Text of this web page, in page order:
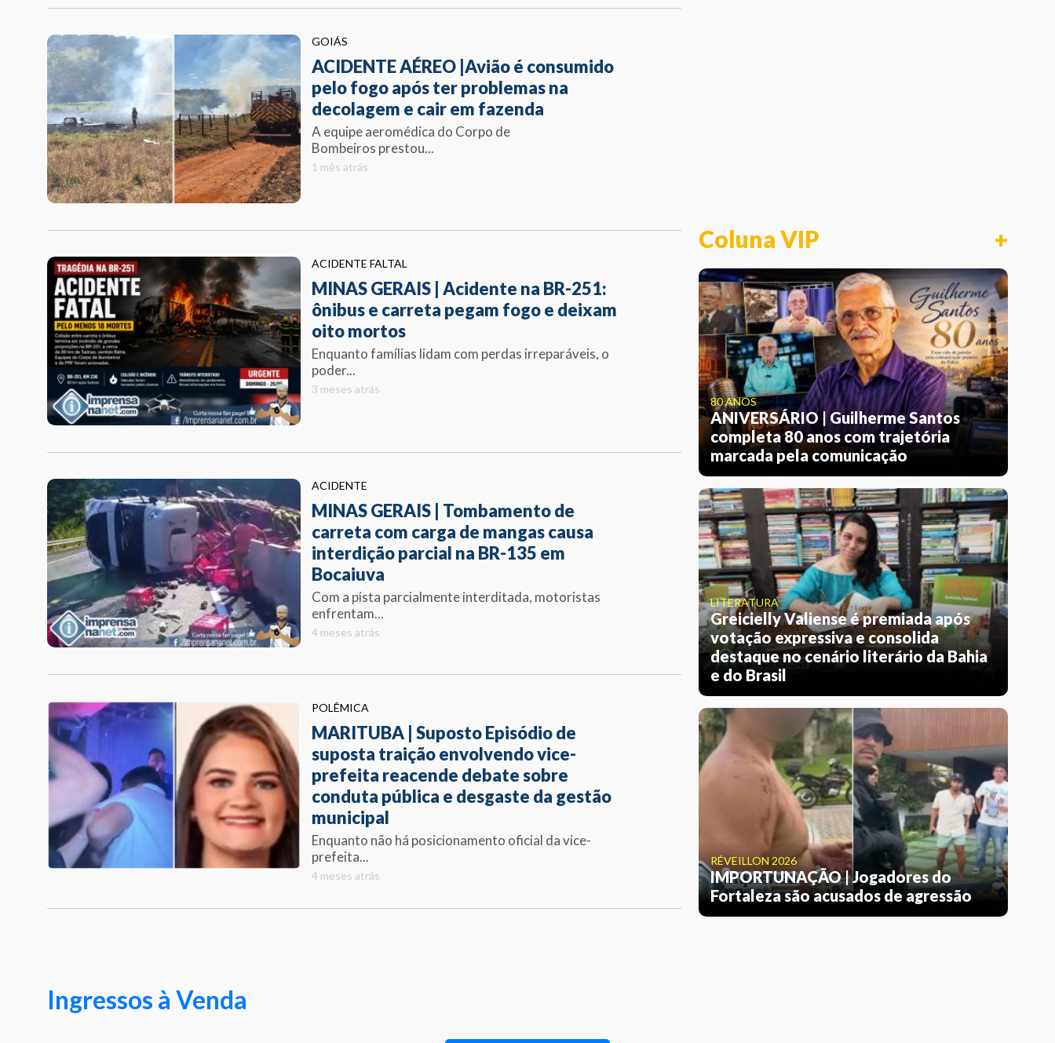
GOIÁS
ACIDENTE AÉREO |Avião é consumido
pelo fogo após ter problemas na
decolagem e cair em fazenda
A equipe aeromédica do Corpo de
Bombeiros prestou...
1 mês atrás
ACIDENTE FALTAL
MINAS GERAIS | Acidente na BR-251:
ônibus e carreta pegam fogo e deixam
oito mortos
Enquanto famílias lidam com perdas irreparáveis, o
poder...
3 meses atrás
ACIDENTE
MINAS GERAIS | Tombamento de
carreta com carga de mangas causa
interdição parcial na BR-135 em
Bocaiuva
Com a pista parcialmente interditada, motoristas
enfrentam...
4 meses atrás
POLÊMICA
MARITUBA | Suposto Episódio de
suposta traição envolvendo vice-
prefeita reacende debate sobre
conduta pública e desgaste da gestão
municipal
Enquanto não há posicionamento oficial da vice-
prefeita...
4 meses atrás
Coluna VIP +
80 ANOS
ANIVERSÁRIO | Guilherme Santos
completa 80 anos com trajetória
marcada pela comunicação
LITERATURA
Greicielly Valiense é premiada após
votação expressiva e consolida
destaque no cenário literário da Bahia
e do Brasil
RÉVEILLON 2026
IMPORTUNAÇÃO | Jogadores do
Fortaleza são acusados de agressão
Ingressos à Venda